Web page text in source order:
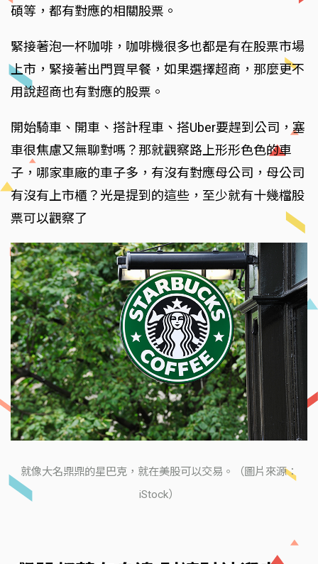
碩等，都有對應的相關股票。
緊接著泡一杯咖啡，咖啡機很多也都是有在股票市場
上市，緊接著出門買早餐，如果選擇超商，那麼更不
用說超商也有對應的股票。
開始騎車、開車、搭計程車、搭Uber要趕到公司，塞
車很焦慮又無聊對嗎？那就觀察路上形形色色的車
子，哪家車廠的車子多，有沒有對應母公司，母公司
有沒有上市櫃？光是提到的這些，至少就有十幾檔股
票可以觀察了
就像大名鼎鼎的星巴克，就在美股可以交易。（圖片來源：
iStock）